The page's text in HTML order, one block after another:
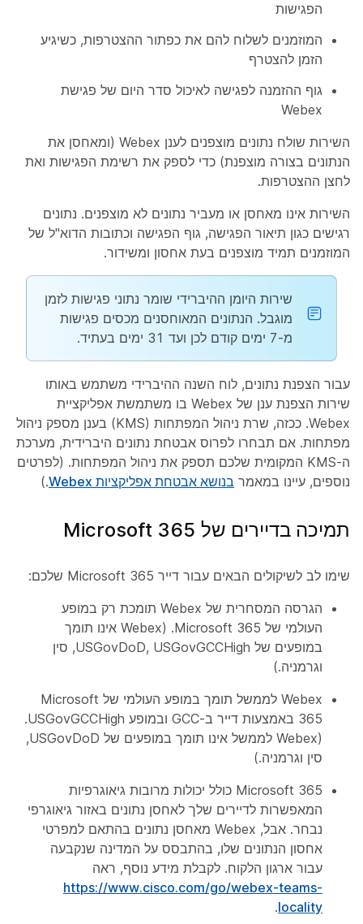
הפגישות
המוזמנים לשלוח להם את כפתור ההצטרפות, כשיגיע
הזמן להצטרף
גוף ההזמנה לפגישה לאיכול סדר היום של פגישת
Webex
השירות שולח נתונים מוצפנים לענן Webex (ומאחסן את
הנתונים בצורה מוצפנת) כדי לספק את רשימת הפגישות ואת
לחצן ההצטרפות.
השירות אינו מאחסן או מעביר נתונים לא מוצפנים. נתונים
רגישים כגון תיאור הפגישה, גוף הפגישה וכתובות הדוא"ל של
המוזמנים תמיד מוצפנים בעת אחסון ומשידור.
שירות היומן ההיברידי שומר נתוני פגישות לזמן
מוגבל. הנתונים המאוחסנים מכסים פגישות
מ-7 ימים קודם לכן ועד 31 ימים בעתיד.
עבור הצפנת נתונים, לוח השנה ההיברידי משתמש באותו
שירות הצפנת ענן של Webex בו משתמשת אפליקציית
Webex. ככזה, שרת ניהול המפתחות (KMS) בענן מספק ניהול
מפתחות. אם תבחרו לפרוס אבטחת נתונים היברידית, מערכת
ה-KMS המקומית שלכם תספק את ניהול המפתחות. (לפרטים
נוספים, עיינו במאמר בנושא אבטחת אפליקציות Webex .)
תמיכה בדיירים של Microsoft 365
שימו לב לשיקולים הבאים עבור דייר Microsoft 365 שלכם:
הגרסה המסחרית של Webex תומכת רק במופע
העולמי של Microsoft 365. (Webex אינו תומך
במופעים של USGovDoD, USGovGCCHigh, סין
וגרמניה.)
Webex לממשל תומך במופע העולמי של Microsoft
365 באמצעות דייר ב-GCC ובמופע USGovGCCHigh.
(Webex לממשל אינו תומך במופעים של USGovDoD,
סין וגרמניה.)
Microsoft 365 כולל יכולות מרובות גיאוגרפיות
המאפשרות לדיירים שלך לאחסן נתונים באזור גיאוגרפי
נבחר. אבל, Webex מאחסן נתונים בהתאם למפרטי
אחסון הנתונים שלו, בהתבסס על המדינה שנקבעה
עבור ארגון הלקוח. לקבלת מידע נוסף, ראה
https://www.cisco.com/go/webex-teams-
locality
.